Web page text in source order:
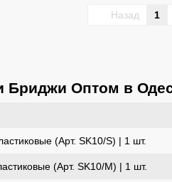
Бриджи Оптом в
(Арт. SK10/S) | 1 шт.
(Арт. SK10/M) | 1 шт.
Назад 1